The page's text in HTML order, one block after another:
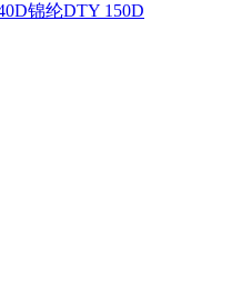
锦纶DTY 150D